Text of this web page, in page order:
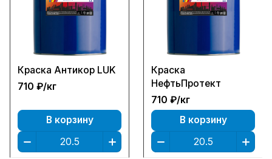
Краска Антикор LUK
710 ₽/кг
В корзину
Краска
НефтьПротект
710 ₽/кг
В корзину